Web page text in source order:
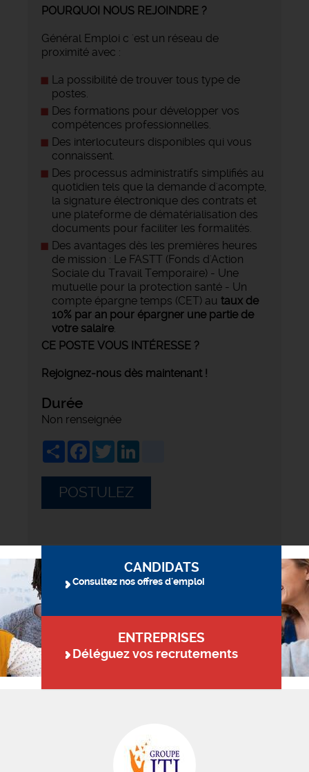
POURQUOI NOUS REJOINDRE ?
Général Emploi c 'est un réseau de
proximité avec :
La possibilité de trouver tous type de
postes.
Des formations pour développer vos
compétences professionnelles.
Des interlocuteurs disponibles qui vous
connaissent.
Des processus administratifs simplifiés au
quotidien tels que la demande d'acompte,
la signature électronique des contrats et
une plateforme de dématérialisation des
documents pour faciliter les formalités.
Des avantages dès les premières heures
de mission : Le FASTT (Fonds d'Action
Sociale du Travail Temporaire) - Une
mutuelle pour la protection santé - Un
compte épargne temps (CET) au taux de
10% par an pour épargner une partie de
votre salaire.
CE POSTE VOUS INTÉRESSE ?
Rejoignez-nous dès maintenant !
Durée
Non renseignée
ShareFacebook
Twitter
POSTULEZ
CANDIDATS
Consultez nos offres d'emploi
ENTREPRISES
Déléguez vos recrutements